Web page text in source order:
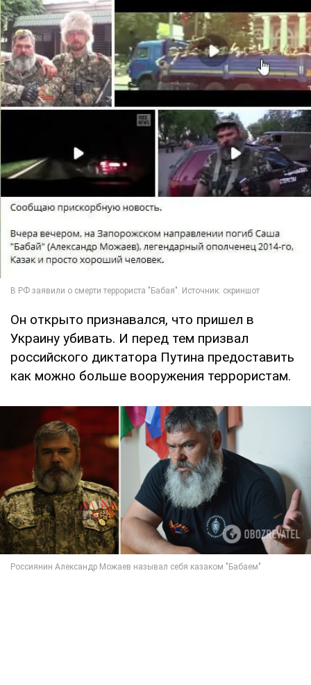
Он открыто признавался, что пришел в
Украину убивать. И перед тем призвал
российского диктатора Путина предоставить
как можно больше вооружения террористам.